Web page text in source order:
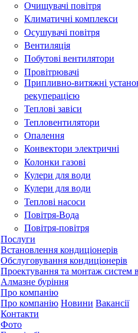
Очищувачі повітря
Климатичні комплекси
Осушувачі повітря
Вентиляція
Побутові вентилятори
Провітрювачі
Припливно-витяжні
рекуперацією
Теплові завіси
Тепловентилятори
Опалення
Конвектори электричні
Колонки газові
Кулери для води
Кулери для води
Теплові насоси
Повітря-Вода
Повітря-повітря
Послуги
Встановлення кондиціонерів
Обслуговування кондиціонерів
Проектування та монтаж систем
Алмазне буріння
Про компанію
Про компанію Новини Вакансії
Контакти
Фото